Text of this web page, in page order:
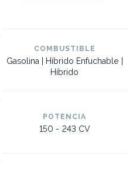
COMBUSTIBLE
Gasolina | Híbrido Enfuchable |
Híbrido
POTENCIA
150 - 243 CV